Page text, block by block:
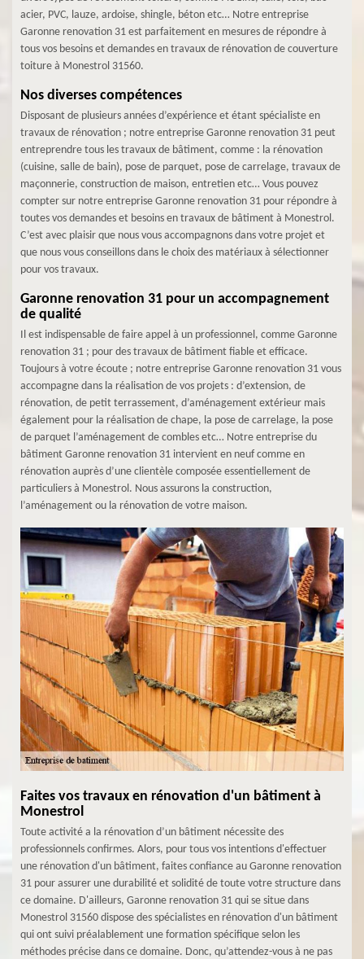
acier, PVC, lauze, ardoise, shingle, béton etc… Notre entreprise
Garonne renovation 31 est parfaitement en mesures de répondre à
tous vos besoins et demandes en travaux de rénovation de couverture
toiture à Monestrol 31560.
Nos diverses compétences
Disposant de plusieurs années d’expérience et étant spécialiste en
travaux de rénovation ; notre entreprise Garonne renovation 31 peut
entreprendre tous les travaux de bâtiment, comme : la rénovation
(cuisine, salle de bain), pose de parquet, pose de carrelage, travaux de
maçonnerie, construction de maison, entretien etc… Vous pouvez
compter sur notre entreprise Garonne renovation 31 pour répondre à
toutes vos demandes et besoins en travaux de bâtiment à Monestrol.
C’est avec plaisir que nous vous accompagnons dans votre projet et
que nous vous conseillons dans le choix des matériaux à sélectionner
pour vos travaux.
Garonne renovation 31 pour un accompagnement
de qualité
Il est indispensable de faire appel à un professionnel, comme Garonne
renovation 31 ; pour des travaux de bâtiment fiable et efficace.
Toujours à votre écoute ; notre entreprise Garonne renovation 31 vous
accompagne dans la réalisation de vos projets : d’extension, de
rénovation, de petit terrassement, d’aménagement extérieur mais
également pour la réalisation de chape, la pose de carrelage, la pose
de parquet l’aménagement de combles etc… Notre entreprise du
bâtiment Garonne renovation 31 intervient en neuf comme en
rénovation auprès d’une clientèle composée essentiellement de
particuliers à Monestrol. Nous assurons la construction,
l’aménagement ou la rénovation de votre maison.
Faites vos travaux en rénovation d'un bâtiment à
Monestrol
Toute activité a la rénovation d’un bâtiment nécessite des
professionnels confirmes. Alors, pour tous vos intentions d'effectuer
une rénovation d'un bâtiment, faites confiance au Garonne renovation
31 pour assurer une durabilité et solidité de toute votre structure dans
ce domaine. D'ailleurs, Garonne renovation 31 qui se situe dans
Monestrol 31560 dispose des spécialistes en rénovation d'un bâtiment
qui ont suivi préalablement une formation spécifique selon les
méthodes précise dans ce domaine. Donc, qu’attendez-vous à ne pas